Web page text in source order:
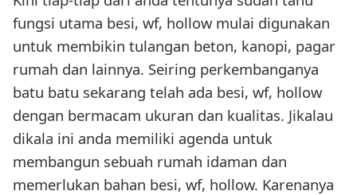
fungsi utama besi, wf, hollow mulai digunakan
untuk membikin tulangan beton, kanopi, pagar
rumah dan lainnya. Seiring perkembanganya
batu batu sekarang telah ada besi, wf, hollow
dengan bermacam ukuran dan kualitas. Jikalau
dikala ini anda memiliki agenda untuk
membangun sebuah rumah idaman dan
memerlukan bahan besi, wf, hollow. Karenanya